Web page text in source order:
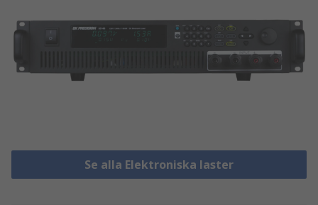
Se alla Elektroniska laster